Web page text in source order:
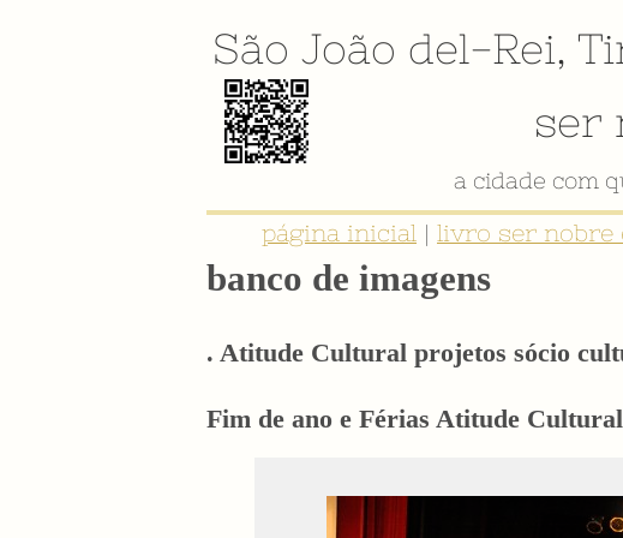
São João del-Rei,
ser
página inicial | livro ser nobre
banco de imagens
. Atitude Cultural projetos sócio
Fim de ano e Férias Atitude